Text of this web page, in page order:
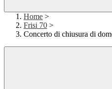
Home >
Frisi 70 >
Concerto di chiusura di